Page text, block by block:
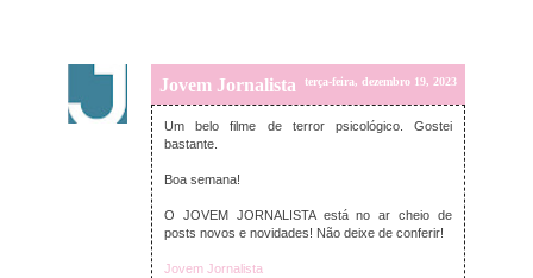
Jovem Jornalista terça-feira, dezembro 19, 2023
Um belo filme de terror psicológico. Gostei
bastante.
Boa semana!
O JOVEM JORNALISTA está no ar cheio de
posts novos e novidades! Não deixe de conferir!
Jovem Jornalista